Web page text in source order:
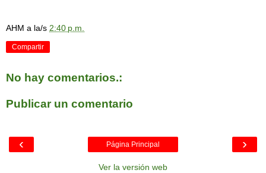
AHM a la/s 2:40 p.m.
Compartir
No hay comentarios.:
Publicar un comentario
‹ ›
Página Principal
Ver la versión web